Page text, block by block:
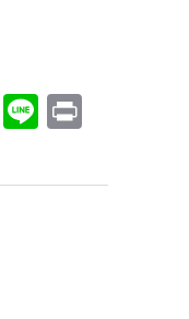
Message
Line